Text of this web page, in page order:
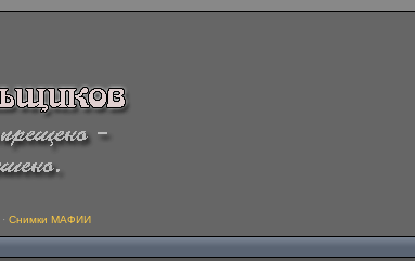
· Снимки МАФИИ